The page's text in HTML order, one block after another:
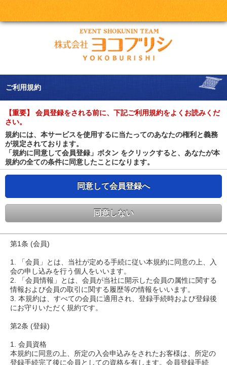
ご利用規約
【重要】 会員登録をされる前に、下記ご利用規約をよくお読みくだ
さい。
規約には、本サービスを使用するに当たってのあなたの権利と義務
が規定されております。
「規約に同意して会員登録」ボタン をクリックすると、あなたが本
規約の全ての条件に同意したことになります。
同意して会員登録へ
同意しない
第1条 (会員)
1. 「会員」とは、当社が定める手続に従い本規約に同意の上、入
会の申し込みを行う個人をいいます。
2. 「会員情報」とは、会員が当社に開示した会員の属性に関する
情報および会員の取引に関する履歴等の情報をいいます。
3. 本規約は、すべての会員に適用され、登録手続時および登録後
にお守りいただく規約です。
第2条 (登録)
1. 会員資格
本規約に同意の上、所定の入会申込みをされたお客様は、所定の
登録手続完了後に会員としての資格を有します。会員登録手続